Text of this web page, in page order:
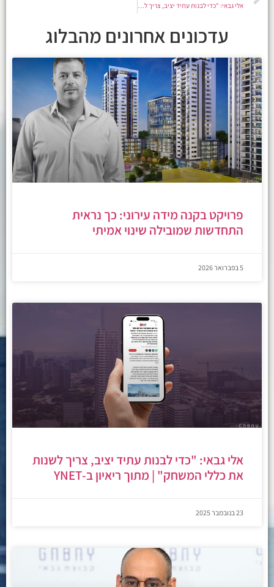
אלי גבאי: "כדי לבנות עתיד יציב, צריך לשנות את כללי המשחק" | מתוך ריאיון ב-YNET
עדכונים אחרונים מהבלוג
פרויקט בקנה מידה עירוני: כך נראית
התחדשות שמובילה שינוי אמיתי
5 בפברואר 2026
אלי גבאי: "כדי לבנות עתיד יציב, צריך לשנות
את כללי המשחק" | מתוך ריאיון ב-YNET
23 בנובמבר 2025